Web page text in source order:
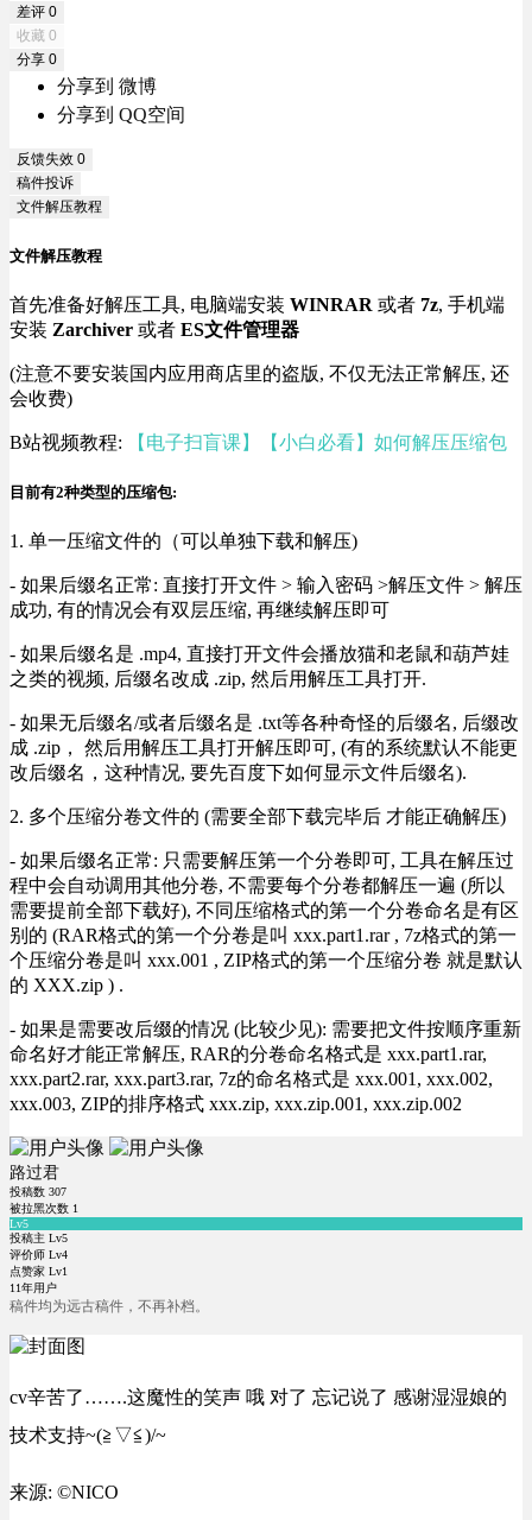
差评 0
收藏 0
分享 0
分享到 微博
分享到 QQ空间
反馈失效 0
稿件投诉
文件解压教程
文件解压教程
首先准备好解压工具, 电脑端安装 WINRAR 或者 7z, 手机端
安装 Zarchiver 或者 ES文件管理器
(注意不要安装国内应用商店里的盗版, 不仅无法正常解压, 还
会收费)
B站视频教程: 【电子扫盲课】【小白必看】如何解压压缩包
目前有2种类型的压缩包:
1. 单一压缩文件的（可以单独下载和解压)
- 如果后缀名正常: 直接打开文件 > 输入密码 >解压文件 > 解压
成功, 有的情况会有双层压缩, 再继续解压即可
- 如果后缀名是 .mp4, 直接打开文件会播放猫和老鼠和葫芦娃
之类的视频, 后缀名改成 .zip, 然后用解压工具打开.
- 如果无后缀名/或者后缀名是 .txt等各种奇怪的后缀名, 后缀改
成 .zip， 然后用解压工具打开解压即可, (有的系统默认不能更
改后缀名，这种情况, 要先百度下如何显示文件后缀名).
2. 多个压缩分卷文件的 (需要全部下载完毕后 才能正确解压)
- 如果后缀名正常: 只需要解压第一个分卷即可, 工具在解压过
程中会自动调用其他分卷, 不需要每个分卷都解压一遍 (所以
需要提前全部下载好), 不同压缩格式的第一个分卷命名是有区
别的 (RAR格式的第一个分卷是叫 xxx.part1.rar , 7z格式的第一
个压缩分卷是叫 xxx.001 , ZIP格式的第一个压缩分卷 就是默认
的 XXX.zip ) .
- 如果是需要改后缀的情况 (比较少见): 需要把文件按顺序重新
命名好才能正常解压, RAR的分卷命名格式是 xxx.part1.rar,
xxx.part2.rar, xxx.part3.rar, 7z的命名格式是 xxx.001, xxx.002,
xxx.003, ZIP的排序格式 xxx.zip, xxx.zip.001, xxx.zip.002
路过君
投稿数 307
被拉黑次数 1
Lv5
投稿主 Lv5
评价师 Lv4
点赞家 Lv1
11年用户
稿件均为远古稿件，不再补档。
cv辛苦了…….这魔性的笑声 哦 对了 忘记说了 感谢湿湿娘的
技术支持~(≧▽≦)/~
来源: ©NICO